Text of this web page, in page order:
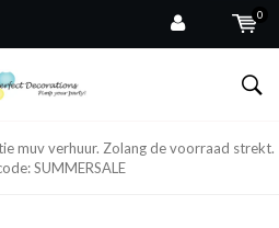
0
muv verhuur. Zolang de voorraad strekt.
SUMMERSALE